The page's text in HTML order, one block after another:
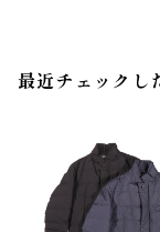
最近チェックし